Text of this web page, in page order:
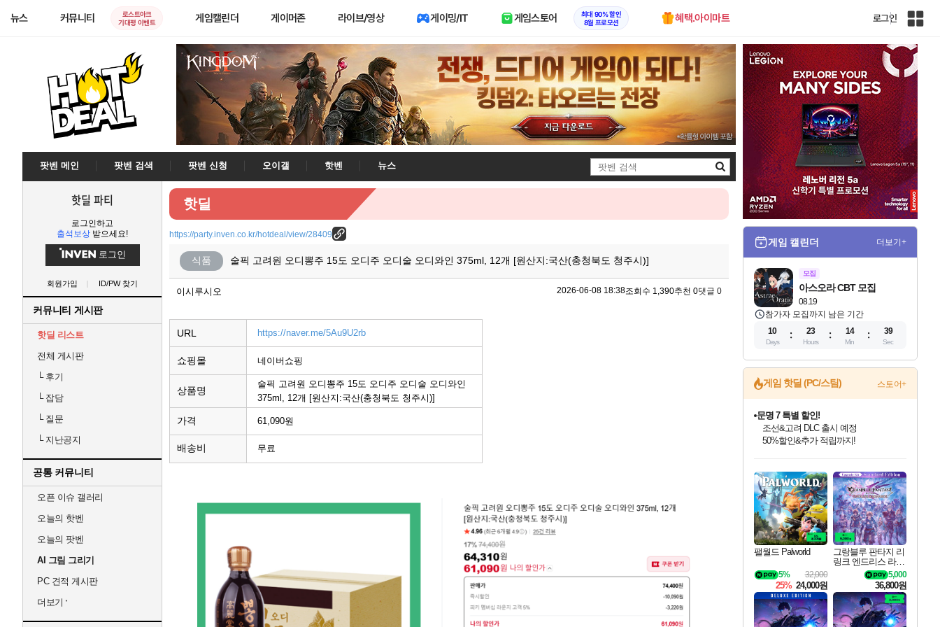
뉴스 커뮤니티
로스트아크
기대평 이벤트
게임캘린더 게이머존 라이브/영상 게이밍/IT 게임스토어
최대 90% 할인
8월 프로모션
혜택.아이마트 로그인
인
전
체
사
이
트
맵
팟벤 메인 팟벤 검색 팟벤 신청 오이갤 핫벤
뉴스
검
색
핫딜 파티
로그인하고
출석보상 받으세요!
로그인
회원가입 ID/PW 찾기
커뮤니티 게시판
핫딜 리스트
전체 게시판
└후기
└잡담
└질문
└지난공지
공통 커뮤니티
오픈 이슈 갤러리
오늘의 핫벤
오늘의 팟벤
AI 그림 그리기
PC 견적 게시판
더보기
핫딜
https://party.inven.co.kr/hotdeal/view/28409
식품 술픽 고려원 오디뽕주 15도 오디주 오디술 오디와인 375ml, 12개 [원산지:국산(충청북도 청주시)]
이시루시오 2026-06-08 18:38조회수 1,390추천 0댓글 0
URL https://naver.me/5Au9U2rb
쇼핑몰 네이버쇼핑
상품명
술픽 고려원 오디뽕주 15도 오디주 오디술 오디와인
375ml, 12개 [원산지:국산(충청북도 청주시)]
가격 61,090원
배송비 무료
게임 캘린더 더보기+
모집
08.19
아스오라 CBT 모집
참가자 모집까지 남은 기간
10
Days
23
Hours
14
Min
38
Sec
게임 핫딜 (PC/스팀) 스토어+
최대 90% 할인가를 만나보세요!
네이버혜택과 함께 만나보세요!
문명 7 특별 할인!
조선&고려 DLC 출시 예정
50%할인&추가 적립까지!
네이버 포인트 혜택까지!
이니&베니 혜택까지!
네이버 혜택가와 함께 예약하세요!
할인&네이버혜택으로 만나보세요!
네이버페이 혜택과 만나보세요!
40주년 프로모션으로 만나보세요!
할인가에 만나보세요!
일부 에디션 상시 할인!
혜택으로 예약 판매 중
편안하게 충전하세요
팰월드 Palworld
32,000
5%
25% 24,000원
그랑블루 판타지 리
링크 엔드리스 라그
나로크 업그레이드
킷 Granblue Fantasy
Relink Endless Ragn
arok Upgrade Kit DL
C
5,000
36,800원